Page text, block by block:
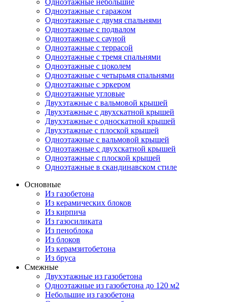
Одноэтажные небольшие
Одноэтажные с гаражом
Одноэтажные с двумя спальнями
Одноэтажные с подвалом
Одноэтажные с сауной
Одноэтажные с террасой
Одноэтажные с тремя спальнями
Одноэтажные с цоколем
Одноэтажные с четырьмя спальнями
Одноэтажные с эркером
Одноэтажные угловые
Двухэтажные с вальмовой крышей
Двухэтажные с двухскатной крышей
Двухэтажные с односкатной крышей
Двухэтажные с плоской крышей
Одноэтажные с вальмовой крышей
Одноэтажные с двухскатной крышей
Одноэтажные с плоской крышей
Одноэтажные в скандинавском стиле
Основные
Из газобетона
Из керамических блоков
Из кирпича
Из газосиликата
Из пеноблока
Из блоков
Из керамзитобетона
Из бруса
Смежные
Двухэтажные из газобетона
Одноэтажные из газобетона до 120 м2
Небольшие из газобетона